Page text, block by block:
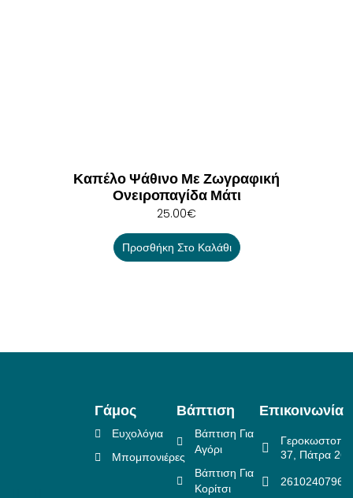
Καπέλο Ψάθινο Με Ζωγραφική
Ονειροπαγίδα Μάτι
25.00€
Προσθήκη Στο Καλάθι
Γάμος
Ευχολόγια
Μπομπονιέρες
Βάπτιση
Βάπτιση Για
Αγόρι
Βάπτιση Για
Κορίτσι
Επικοινωνία
37, Πάτρα
2610240796